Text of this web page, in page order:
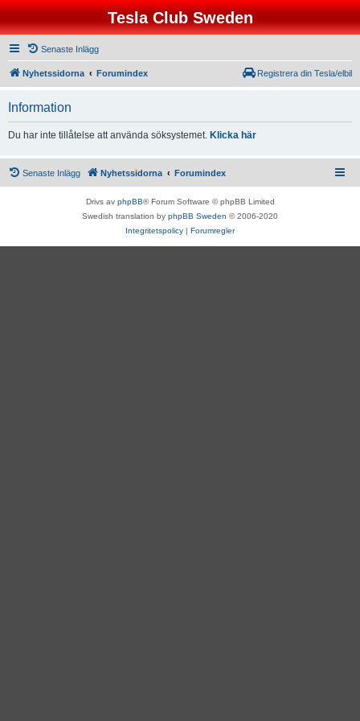
Tesla Club Sweden
Senaste Inlägg
Nyhetssidorna Forumindex Registrera din Tesla/elbil
Information
Du har inte tillåtelse att använda söksystemet. Klicka här
Senaste Inlägg Nyhetssidorna Forumindex
Drivs av phpBB® Forum Software © phpBB Limited
Swedish translation by phpBB Sweden © 2006-2020
Integritetspolicy | Forumregler